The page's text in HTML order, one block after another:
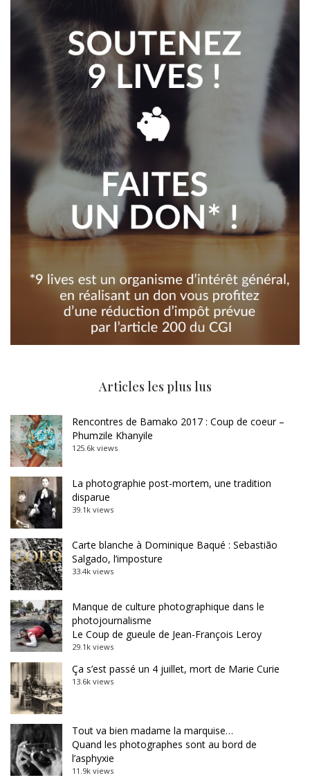
Articles les plus lus
Rencontres de Bamako 2017 : Coup de coeur –
Phumzile Khanyile
125.6k views
La photographie post-mortem, une tradition
disparue
39.1k views
Carte blanche à Dominique Baqué : Sebastião
Salgado, l’imposture
33.4k views
Manque de culture photographique dans le
photojournalisme
Le Coup de gueule de Jean-François Leroy
29.1k views
Ça s’est passé un 4 juillet, mort de Marie Curie
13.6k views
Tout va bien madame la marquise…
Quand les photographes sont au bord de
l’asphyxie
11.9k views